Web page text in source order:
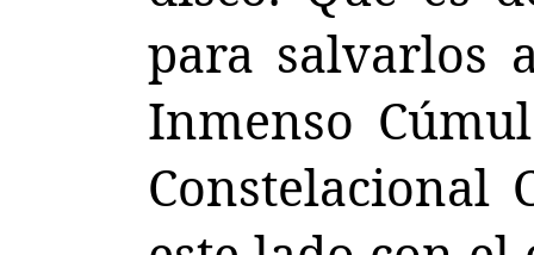
para salvarlos
Inmenso
Constelacional